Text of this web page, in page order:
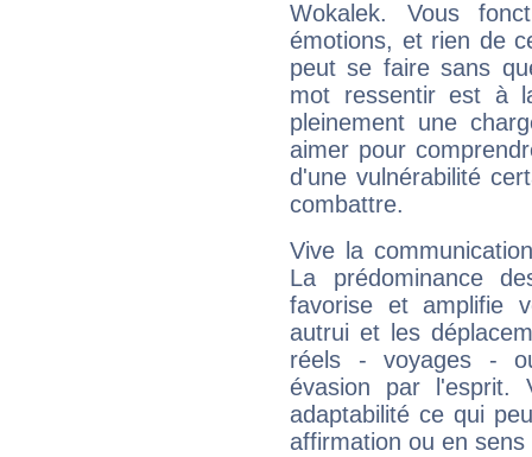
Wokalek. Vous
émotions, et rien de
peut se faire sans
mot ressentir est à
pleinement une
aimer pour
d'une vulnérabilité
combattre.
Vive la
La prédominance
favorise et amplifie
autrui et les
réels - voyages -
évasion par l'esprit.
adaptabilité ce qui
affirmation ou en